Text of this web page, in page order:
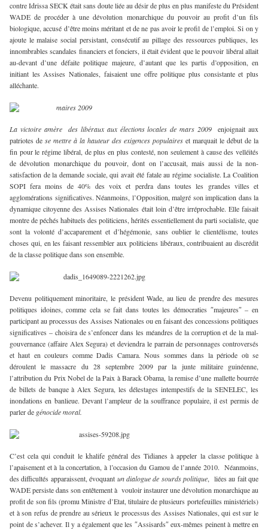
contre Idrissa SECK était sans doute liée au désir de plus en plus manifeste du Président
WADE de procéder à une dévolution monarchique du pouvoir au profit d’un fils
biologique, accusé d’être moins méritant et de ne pas avoir le profil de l’emploi. Si on y
ajoute le malaise social persistant, consécutif au pillage des ressources publiques, les
innombrables scandales financiers et fonciers, il était évident que le pouvoir libéral allait
au-devant d’une défaite politique majeure, d’autant que les partis d’opposition, en
initiant les Assises Nationales, faisaient une offre politique plus consistante et plus
alléchante.
La victoire amère des libéraux aux élections locales de mars 2009enjoignait aux
patriotes de se mettre à la hauteur des exigences populaires et marquait le début de la
fin pour le régime libéral, de plus en plus contesté, non seulement à cause des velléités
de dévolution monarchique du pouvoir, dont on l’accusait, mais aussi de la non-
satisfaction de la demande sociale, qui avait été fatale au régime socialiste. La Coalition
SOPI fera moins de 40% des voix et perdra dans toutes les grandes villes et
agglomérations significatives. Néanmoins, l’Opposition, malgré son implication dans la
dynamique citoyenne des Assises Nationales était loin d’être irréprochable. Elle faisait
montre de péchés habituels des politiciens, hérités essentiellement du parti socialiste, que
sont la volonté d’accaparement et d’hégémonie, sans oublier le clientélisme, toutes
choses qui, en les faisant ressembler aux politiciens libéraux, contribuaient au discrédit
de la classe politique dans son ensemble.
Devenu politiquement minoritaire, le président Wade, au lieu de prendre des mesures
politiques idoines, comme cela se fait dans toutes les démocraties ″majeures″ – en
participant au processus des Assises Nationales ou en faisant des concessions politiques
significatives – choisira de s’enfoncer dans les méandres de la corruption et de la mal-
gouvernance (affaire Alex Segura) et deviendra le parrain de personnages controversés
et haut en couleurs comme Dadis Camara. Nous sommes dans la période où se
déroulent le massacre du 28 septembre 2009 par la junte militaire guinéenne,
l’attribution du Prix Nobel de la Paix à Barack Obama, la remise d’une mallette bourrée
de billets de banque à Alex Segura, les délestages intempestifs de la SENELEC, les
inondations en banlieue. Devant l’ampleur de la souffrance populaire, il est permis de
parler de génocide moral.
C’est cela qui conduit le khalife général des Tidianes à appeler la classe politique à
l’apaisement et à la concertation, à l’occasion du Gamou de l’année 2010. Néanmoins,
des difficultés apparaissent, évoquant un dialogue de sourds politique, liées au fait que
WADE persiste dans son entêtement à vouloir instaurer une dévolution monarchique au
profit de son fils (promu Ministre d’Etat, titulaire de plusieurs portefeuilles ministériels)
et à son refus de prendre au sérieux le processus des Assises Nationales, qui est sur le
point de s’achever. Il y a également que les ″Assisards″ eux-mêmes peinent à mettre en